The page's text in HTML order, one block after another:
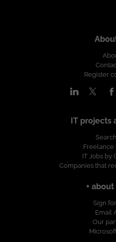
Register
IT projects
Freelance
IT Jobs by
Companies that
+
Sign
Email
Our